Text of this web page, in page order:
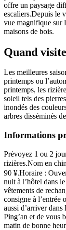
offre un paysage
escaliers.Depuis le
vue magnifique sur
maisons de bois.
Quand
Les meilleures
printemps ou
printemps, les
soleil tels des
inondés des
arbres disséminés
Informations
Prévoyez 1 ou 2
rizières.Nom en
90 ¥.Horaire :
nuit à l’hôtel dans
vêtements de
consigne à l’entrée
aussi d’arriver
Ping’an et de vous
matin de bonne